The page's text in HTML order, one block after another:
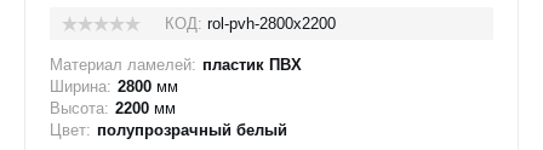
КОД: rol-pvh-2800x2200
Материал ламелей: пластик ПВХ
Ширина: 2800 мм
Высота: 2200 мм
Цвет: полупрозрачный белый